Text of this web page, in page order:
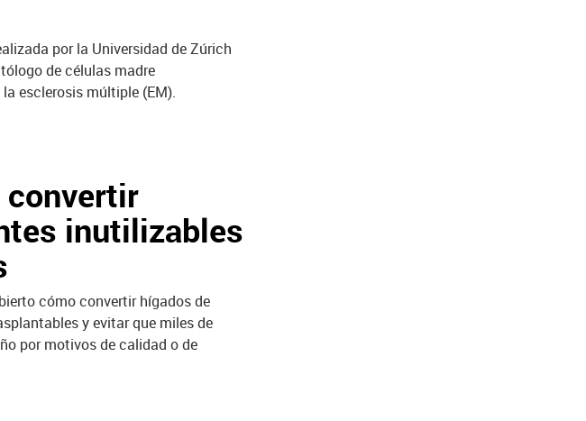
por la Universidad de Zúrich
de células madre
esclerosis múltiple (EM).
convertir
inutilizables
cómo convertir hígados de
y evitar que miles de
por motivos de calidad o de